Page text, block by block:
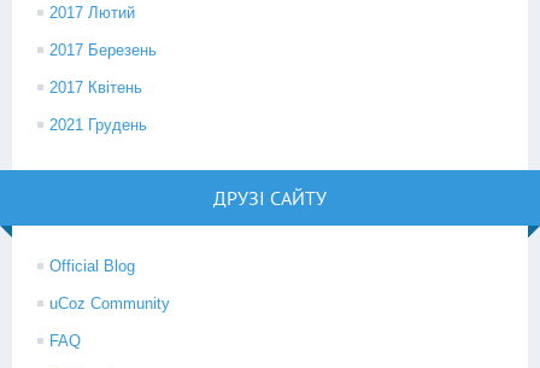
2017 Лютий
2017 Березень
2017 Квітень
2021 Грудень
ДРУЗІ САЙТУ
Official Blog
uCoz Community
FAQ